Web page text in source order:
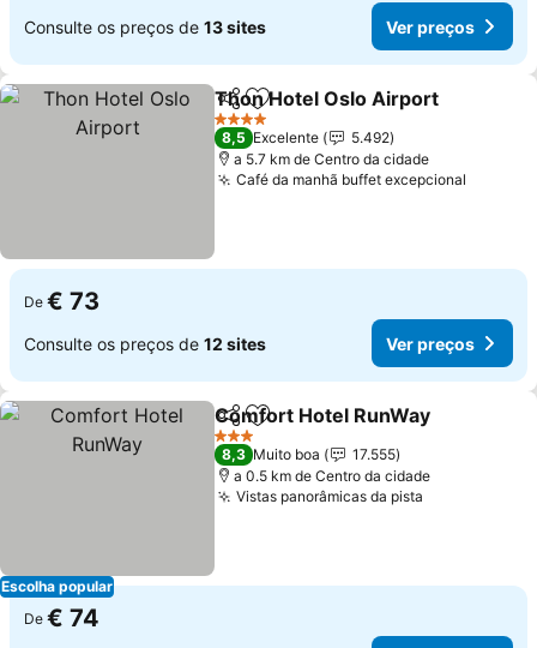
Consulte os preços de 13 sites Ver preços
PartilharAdicionar aos favoritos
Thon Hotel Oslo Airport
4 Estrelas
8,5 Excelente
5.492
a 5.7 km de Centro da cidade
Café da manhã buffet excepcional
De € 73
Consulte os preços de 12 sites Ver preços
Escolha popular
PartilharAdicionar aos favoritos
Comfort Hotel RunWay
3 Estrelas
8,3 Muito boa
17.555
a 0.5 km de Centro da cidade
Vistas panorâmicas da pista
De € 74